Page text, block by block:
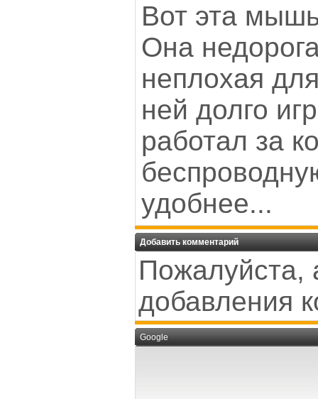
Вот эта
Она
неплохая
ней долго
работал за
удобнее...
Добавить комментарий
Пожалуйста,
добавления
Google